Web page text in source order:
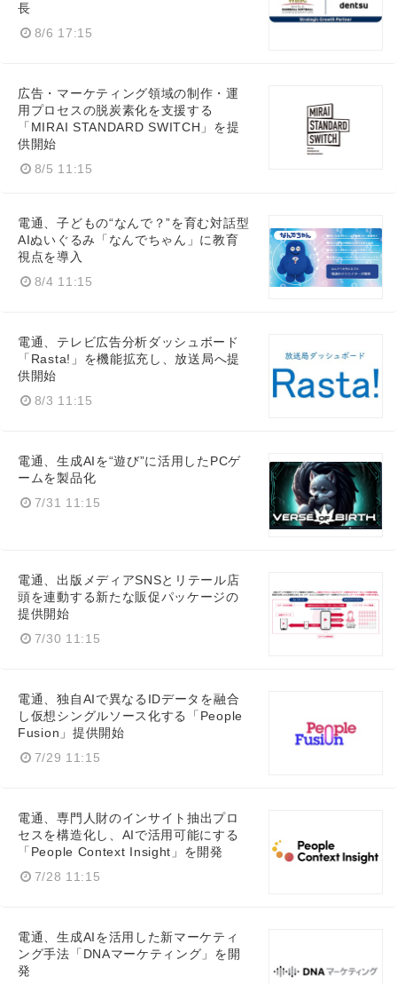
長
8/6 17:15
広告・マーケティング領域の制作・運
用プロセスの脱炭素化を支援する
「MIRAI STANDARD SWITCH」を提
供開始
8/5 11:15
電通、子どもの“なんで？”を育む対話型
AIぬいぐるみ「なんでちゃん」に教育
視点を導入
8/4 11:15
電通、テレビ広告分析ダッシュボード
「Rasta!」を機能拡充し、放送局へ提
供開始
8/3 11:15
電通、生成AIを“遊び”に活用したPCゲ
ームを製品化
7/31 11:15
電通、出版メディアSNSとリテール店
頭を連動する新たな販促パッケージの
提供開始
7/30 11:15
電通、独自AIで異なるIDデータを融合
し仮想シングルソース化する「People
Fusion」提供開始
7/29 11:15
電通、専門人財のインサイト抽出プロ
セスを構造化し、AIで活用可能にする
「People Context Insight」を開発
7/28 11:15
電通、生成AIを活用した新マーケティ
ング手法「DNAマーケティング」を開
発